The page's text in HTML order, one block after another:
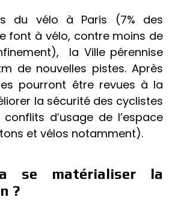
du vélo à Paris (7% des
font à vélo, contre moins de
la Ville pérennise
de nouvelles pistes. Après
pourront être revues à la
la sécurité des cyclistes
d’usage de l’espace
et vélos notamment).
se matérialiser la
?